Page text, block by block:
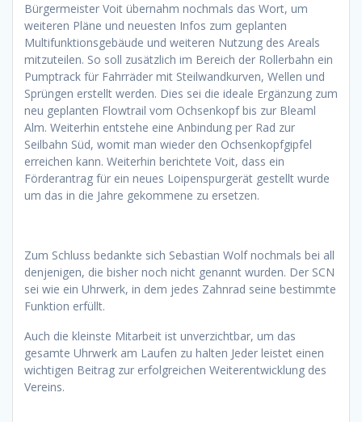
Bürgermeister Voit übernahm nochmals das Wort, um
weiteren Pläne und neuesten Infos zum geplanten
Multifunktionsgebäude und weiteren Nutzung des Areals
mitzuteilen. So soll zusätzlich im Bereich der Rollerbahn ein
Pumptrack für Fahrräder mit Steilwandkurven, Wellen und
Sprüngen erstellt werden. Dies sei die ideale Ergänzung zum
neu geplanten Flowtrail vom Ochsenkopf bis zur Bleaml
Alm. Weiterhin entstehe eine Anbindung per Rad zur
Seilbahn Süd, womit man wieder den Ochsenkopfgipfel
erreichen kann. Weiterhin berichtete Voit, dass ein
Förderantrag für ein neues Loipenspurgerät gestellt wurde
um das in die Jahre gekommene zu ersetzen.
Zum Schluss bedankte sich Sebastian Wolf nochmals bei all
denjenigen, die bisher noch nicht genannt wurden. Der SCN
sei wie ein Uhrwerk, in dem jedes Zahnrad seine bestimmte
Funktion erfüllt.
Auch die kleinste Mitarbeit ist unverzichtbar, um das
gesamte Uhrwerk am Laufen zu halten Jeder leistet einen
wichtigen Beitrag zur erfolgreichen Weiterentwicklung des
Vereins.